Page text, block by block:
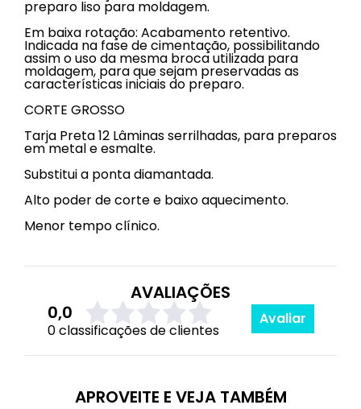
preparo liso para moldagem.
Em baixa rotação: Acabamento retentivo.
Indicada na fase de cimentação, possibilitando
assim o uso da mesma broca utilizada para
moldagem, para que sejam preservadas as
características iniciais do preparo.
CORTE GROSSO
Tarja Preta 12 Lâminas serrilhadas, para preparos
em metal e esmalte.
Substitui a ponta diamantada.
Alto poder de corte e baixo aquecimento.
Menor tempo clínico.
AVALIAÇÕES
0,0
0 classificações de clientes
Avaliar
APROVEITE E VEJA TAMBÉM